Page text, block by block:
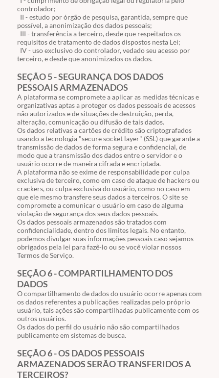
controlador;
II - estudo por órgão de pesquisa, garantida, sempre que
possível, a anonimização dos dados pessoais;
III - transferência a terceiro, desde que respeitados os
requisitos de tratamento de dados dispostos nesta Lei;
IV - uso exclusivo do controlador, vedado seu acesso por
terceiro, e desde que anonimizados os dados.
SEÇÃO 5 - SEGURANÇA DOS DADOS
PESSOAIS ARMAZENADOS
A plataforma se compromete a aplicar as medidas técnicas e
organizativas aptas a proteger os dados pessoais de acessos
não autorizados e de situações de destruição, perda,
alteração, comunicação ou difusão de tais dados.
Os dados relativas a cartões de crédito são criptografados
usando a tecnologia "secure socket layer" (SSL) que garante a
transmissão de dados de forma segura e confidencial, de
modo que a transmissão dos dados entre o servidor e o
usuário ocorre de maneira cifrada e encriptada.
A plataforma não se exime de responsabilidade por culpa
exclusiva de terceiro, como em caso de ataque de hackers ou
crackers, ou culpa exclusiva do usuário, como no caso em
que ele mesmo transfere seus dados a terceiros. O site se
compromete a comunicar o usuário em caso de alguma
violação de segurança dos seus dados pessoais.
Os dados pessoais armazenados são tratados com
confidencialidade, dentro dos limites legais. No entanto,
podemos divulgar suas informações pessoais caso sejamos
obrigados pela lei para fazê-lo ou se você violar nossos
Termos de Serviço.
SEÇÃO 6 - COMPARTILHAMENTO DOS
DADOS
O compartilhamento de dados do usuário ocorre apenas com
os dados referentes a publicações realizadas pelo próprio
usuário, tais ações são compartilhadas publicamente com os
outros usuários.
Os dados do perfil do usuário não são compartilhados
publicamente em sistemas de busca.
SEÇÃO 6 - OS DADOS PESSOAIS
ARMAZENADOS SERÃO TRANSFERIDOS A
TERCEIROS?